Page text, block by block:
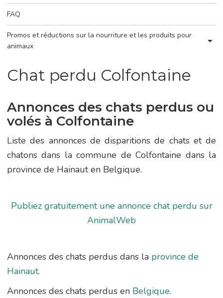
FAQ
Promos et réductions sur la nourriture et les produits pour
animaux
Chat perdu Colfontaine
Annonces des chats perdus ou
volés à Colfontaine
Liste des annonces de disparitions de chats et de
chatons dans la commune de Colfontaine dans la
province de Hainaut en Belgique.
Publiez gratuitement une annonce chat perdu sur
AnimalWeb
Annonces des chats perdus dans la province de
Hainaut.
Annonces des chats perdus en Belgique.